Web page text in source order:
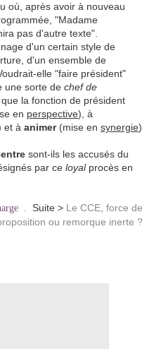
où, après avoir à nouveau
"Madame
pas d'autre texte".
d'un certain style de
d'un ensemble de
elle "faire président"
une sorte de chef de
que la fonction de président
en perspective), à
et à animer(mise en synergie)
sont-ils les accusés du
par ce loyalprocès en
. Suite > Le CCE, force de
ou remorque inerte ?